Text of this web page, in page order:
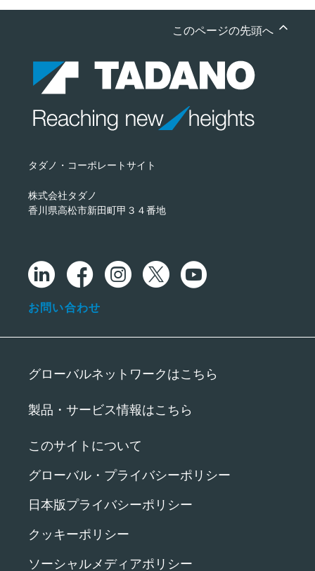
このページの先頭へ
タダノ・コーポレートサイト
株式会社タダノ
香川県高松市新田町甲３４番地
お問い合わせ
グローバルネットワークはこちら
製品・サービス情報はこちら
このサイトについて
グローバル・プライバシーポリシー
日本版プライバシーポリシー
クッキーポリシー
ソーシャルメディアポリシー